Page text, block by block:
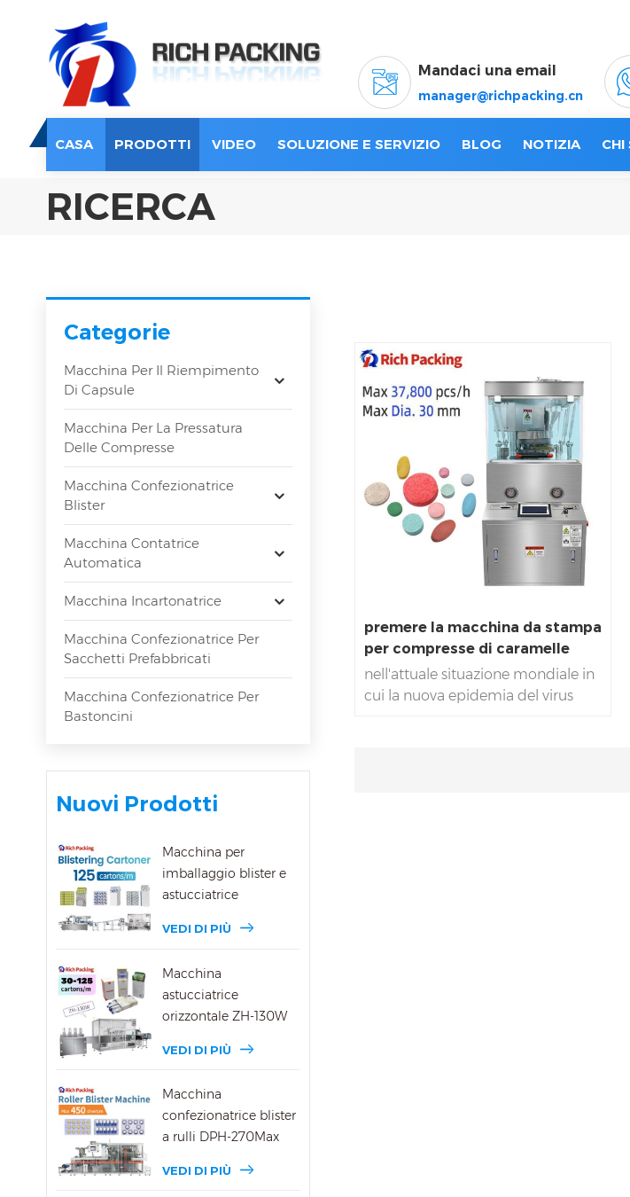
Mandaci una email
manager@richpacking.cn
CASA PRODOTTI VIDEO SOLUZIONE E SERVIZIO BLOG NOTIZIA CHI
RICERCA
Categorie
Macchina Per Il Riempimento
Di Capsule
Macchina Per La Pressatura
Delle Compresse
Macchina Confezionatrice
Blister
Macchina Contatrice
Automatica
Macchina Incartonatrice
Macchina Confezionatrice Per
Sacchetti Prefabbricati
Macchina Confezionatrice Per
Bastoncini
Nuovi Prodotti
Macchina per
imballaggio blister e
astucciatrice
VEDI DI PIÙ
Macchina
astucciatrice
orizzontale ZH-130W
VEDI DI PIÙ
Macchina
confezionatrice blister
a rulli DPH-270Max
VEDI DI PIÙ
premere la macchina da stampa
per compresse di caramelle
nell'attuale situazione mondiale in
cui la nuova epidemia del virus